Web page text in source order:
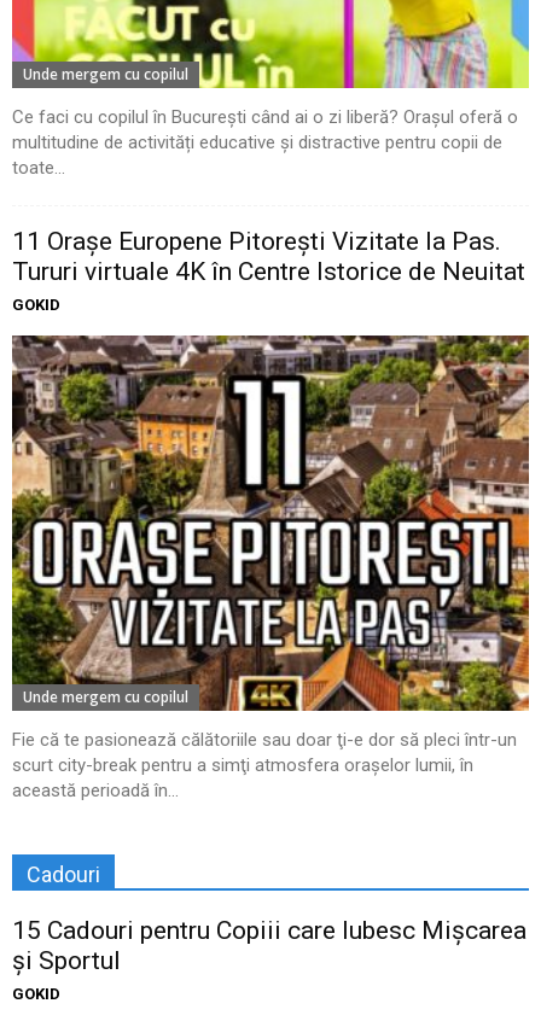
Unde mergem cu copilul
Ce faci cu copilul în București când ai o zi liberă? Orașul oferă o
multitudine de activități educative și distractive pentru copii de
toate...
11 Oraşe Europene Pitoreşti Vizitate la Pas.
Tururi virtuale 4K în Centre Istorice de Neuitat
GOKID
Unde mergem cu copilul
Fie că te pasionează călătoriile sau doar ţi-e dor să pleci într-un
scurt city-break pentru a simţi atmosfera oraşelor lumii, în
această perioadă în...
Cadouri
15 Cadouri pentru Copiii care Iubesc Mișcarea
și Sportul
GOKID